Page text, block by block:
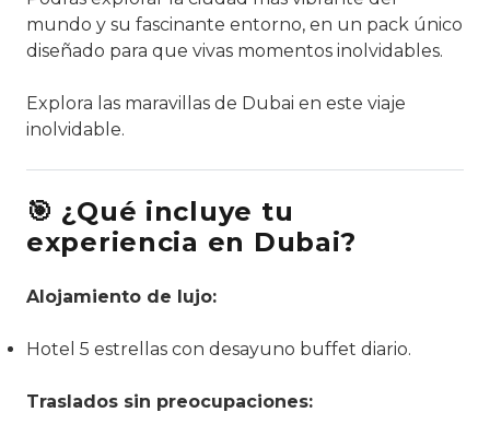
mundo y su fascinante entorno, en un pack único
diseñado para que vivas momentos inolvidables.
Explora las maravillas de Dubai en este viaje
inolvidable.
🎯 ¿Qué incluye tu
experiencia en Dubai?
Alojamiento de lujo:
Hotel 5 estrellas con desayuno buffet diario.
Traslados sin preocupaciones: